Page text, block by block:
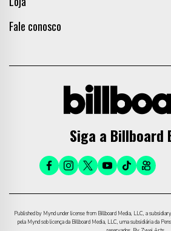
Fale conosco
Siga a Billboard
Published by Mynd under license from Billboard Media, LLC, a
pela Mynd sob licença da Billboard Media, LLC, uma subsidiária da